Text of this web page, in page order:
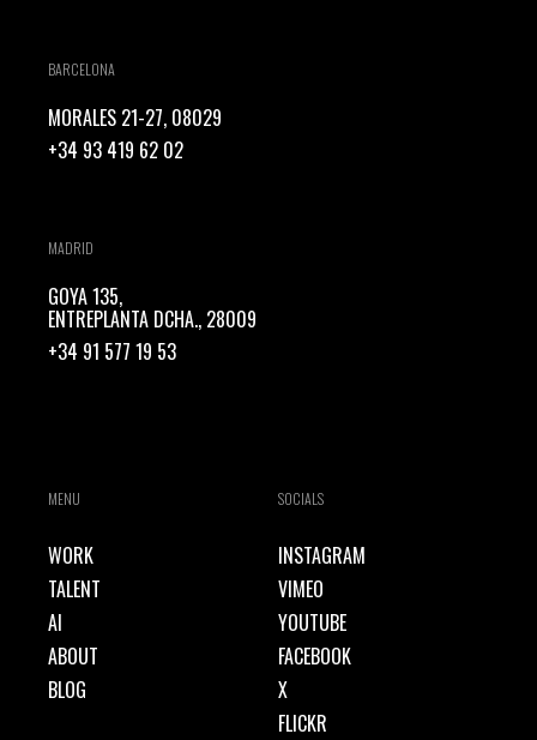
BARCELONA
MORALES 21-27, 08029
+34 93 419 62 02
MADRID
GOYA 135,
ENTREPLANTA DCHA., 28009
+34 91 577 19 53
MENU
WORK
TALENT
AI
ABOUT
BLOG
SOCIALS
INSTAGRAM
VIMEO
YOUTUBE
FACEBOOK
X
FLICKR